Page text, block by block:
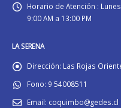
Horario de Atención :
9:00 AM a 13:00 PM
LA SERENA
Dirección: Las Rojas
Fono: 9 54008511
Email: coquimbo@gedes.cl